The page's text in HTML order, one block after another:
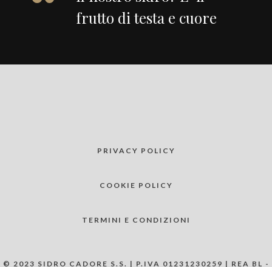
frutto di testa e cuore
PRIVACY POLICY
COOKIE POLICY
TERMINI E CONDIZIONI
© 2023 SIDRO CADORE S.S. | P.IVA 01231230259 | REA BL -